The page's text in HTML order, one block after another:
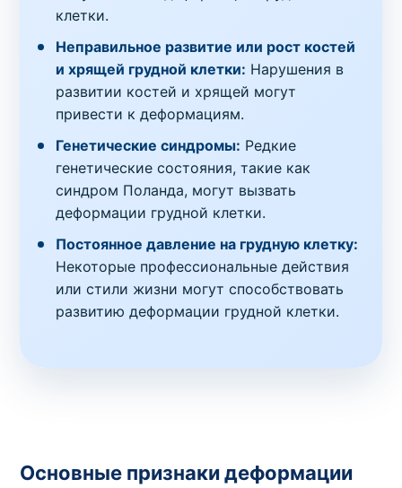
клетки.
Неправильное развитие или рост костей
и хрящей грудной клетки: Нарушения в
развитии костей и хрящей могут
привести к деформациям.
Генетические синдромы: Редкие
генетические состояния, такие как
синдром Поланда, могут вызвать
деформации грудной клетки.
Постоянное давление на грудную клетку:
Некоторые профессиональные действия
или стили жизни могут способствовать
развитию деформации грудной клетки.
Основные признаки деформации